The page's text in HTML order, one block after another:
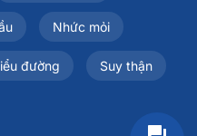
Nhức mỏi
đường Suy thận